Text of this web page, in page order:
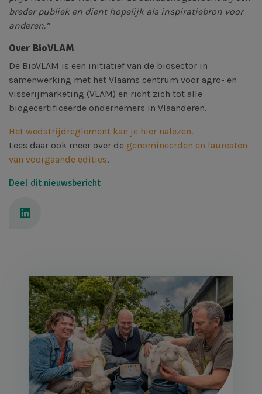
breder publiek en dient hopelijk als inspiratiebron voor
anderen.”
Over BioVLAM
De BioVLAM is een initiatief van de biosector in
samenwerking met het Vlaams centrum voor agro- en
visserijmarketing (VLAM) en richt zich tot alle
biogecertificeerde ondernemers in Vlaanderen.
Het wedstrijdreglement kan je hier nalezen.
Lees daar ook meer over de genomineerden en laureaten
van voorgaande edities.
Afbeelding
Deel dit nieuwsbericht